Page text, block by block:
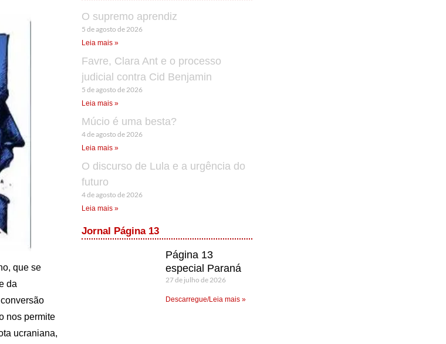
que se
da
nos permite
ucraniana,
O supremo aprendiz
5 de agosto de 2026
Leia mais »
Favre, Clara Ant e o processo
judicial contra Cid Benjamin
5 de agosto de 2026
Leia mais »
Múcio é uma besta?
4 de agosto de 2026
Leia mais »
O discurso de Lula e a urgência do
futuro
4 de agosto de 2026
Leia mais »
Jornal Página 13
Página 13
especial Paraná
27 de julho de 2026
Descarregue/Leia mais »